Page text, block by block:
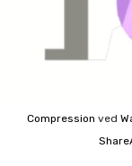
Compression ved